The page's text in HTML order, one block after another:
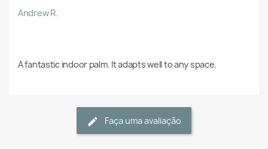
Andrew R.
A fantastic indoor palm. It adapts well to any space.
Faça uma avaliação